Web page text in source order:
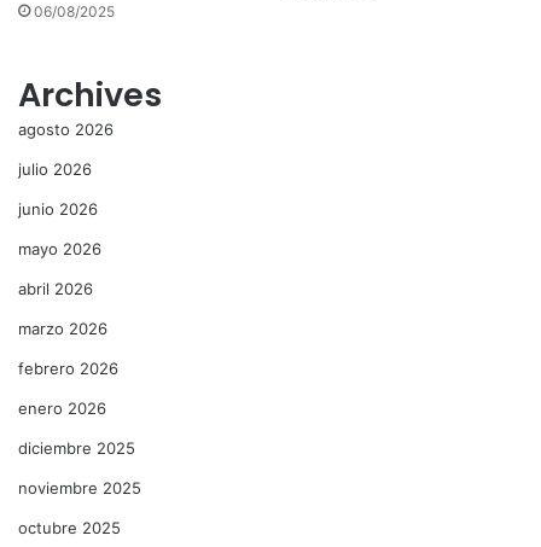
06/08/2025
Archives
agosto 2026
julio 2026
junio 2026
mayo 2026
abril 2026
marzo 2026
febrero 2026
enero 2026
diciembre 2025
noviembre 2025
octubre 2025